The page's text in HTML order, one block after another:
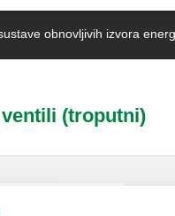
obnovljivih izvora
(troputni)